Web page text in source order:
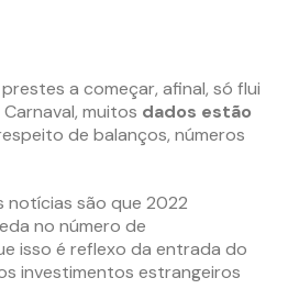
a começar, afinal, só flui
muitos dados estão
de balanços, números
notícias são que 2022
no número de
isso é reflexo da entrada do
investimentos estrangeiros